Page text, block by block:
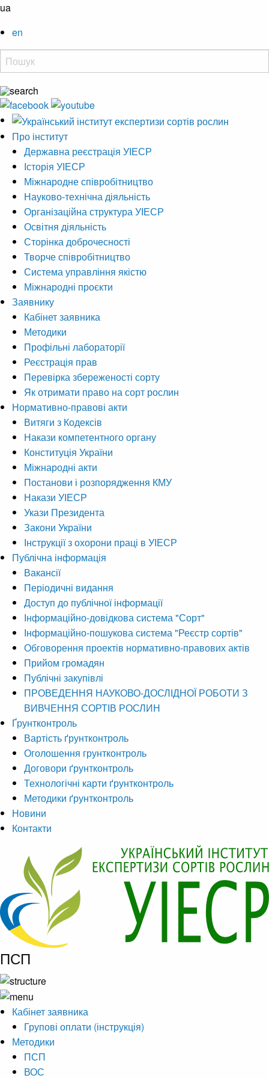
ua
en
Про інститут
Державна реєстрація УІЕСР
Історія УІЕСР
Міжнародне співробітництво
Науково-технічна діяльність
Організаційна структура УІЕСР
Освітня діяльність
Сторінка доброчесності
Творче співробітництво
Система управління якістю
Міжнародні проєкти
Заявнику
Кабінет заявника
Методики
Профільні лабораторії
Реєстрація прав
Перевірка збереженості сорту
Як отримати право на сорт рослин
Нормативно-правові акти
Витяги з Кодексів
Накази компетентного органу
Конституція України
Міжнародні акти
Постанови і розпорядження КМУ
Накази УІЕСР
Укази Президента
Закони України
Інструкції з охорони праці в УІЕСР
Публічна інформація
Вакансії
Періодичні видання
Доступ до публічної інформації
Інформаційно-довідкова система "Сорт"
Інформаційно-пошукова система "Реєстр сортів"
Обговорення проектів нормативно-правових актів
Прийом громадян
Публічні закупівлі
ПРОВЕДЕННЯ НАУКОВО-ДОСЛІДНОЇ РОБОТИ З
ВИВЧЕННЯ СОРТІВ РОСЛИН
Ґрунтконтроль
Вартість ґрунтконтроль
Оголошення грунтконтроль
Договори ґрунтконтроль
Технологічні карти ґрунтконтроль
Методики ґрунтконтроль
Новини
Контакти
ПСП
Кабінет заявника
Групові оплати (інструкція)
Методики
ПСП
ВОС